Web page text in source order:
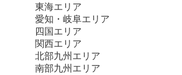
東海エリア
愛知・岐阜エリア
四国エリア
関西エリア
北部九州エリア
南部九州エリア